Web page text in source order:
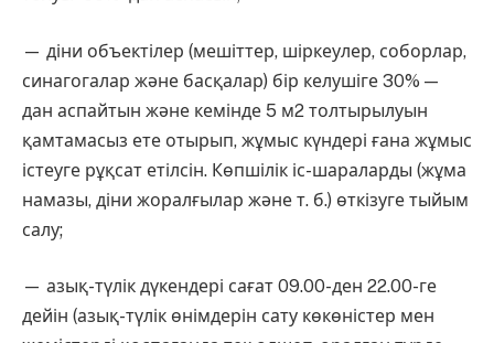
— діни объектілер (мешіттер, шіркеулер, соборлар,
синагогалар және басқалар) бір келушіге 30% —
дан аспайтын және кемінде 5 м2 толтырылуын
қамтамасыз ете отырып, жұмыс күндері ғана жұмыс
істеуге рұқсат етілсін. Көпшілік іс-шараларды (жұма
намазы, діни жоралғылар және т. б.) өткізуге тыйым
салу;
— азық-түлік дүкендері сағат 09.00-ден 22.00-ге
дейін (азық-түлік өнімдерін сату көкөністер мен